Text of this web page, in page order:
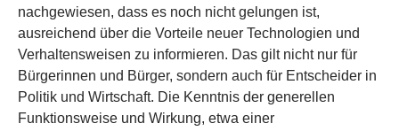
nachgewiesen, dass es noch nicht gelungen ist,
ausreichend über die Vorteile neuer Technologien und
Verhaltensweisen zu informieren. Das gilt nicht nur für
Bürgerinnen und Bürger, sondern auch für Entscheider in
Politik und Wirtschaft. Die Kenntnis der generellen
Funktionsweise und Wirkung, etwa einer